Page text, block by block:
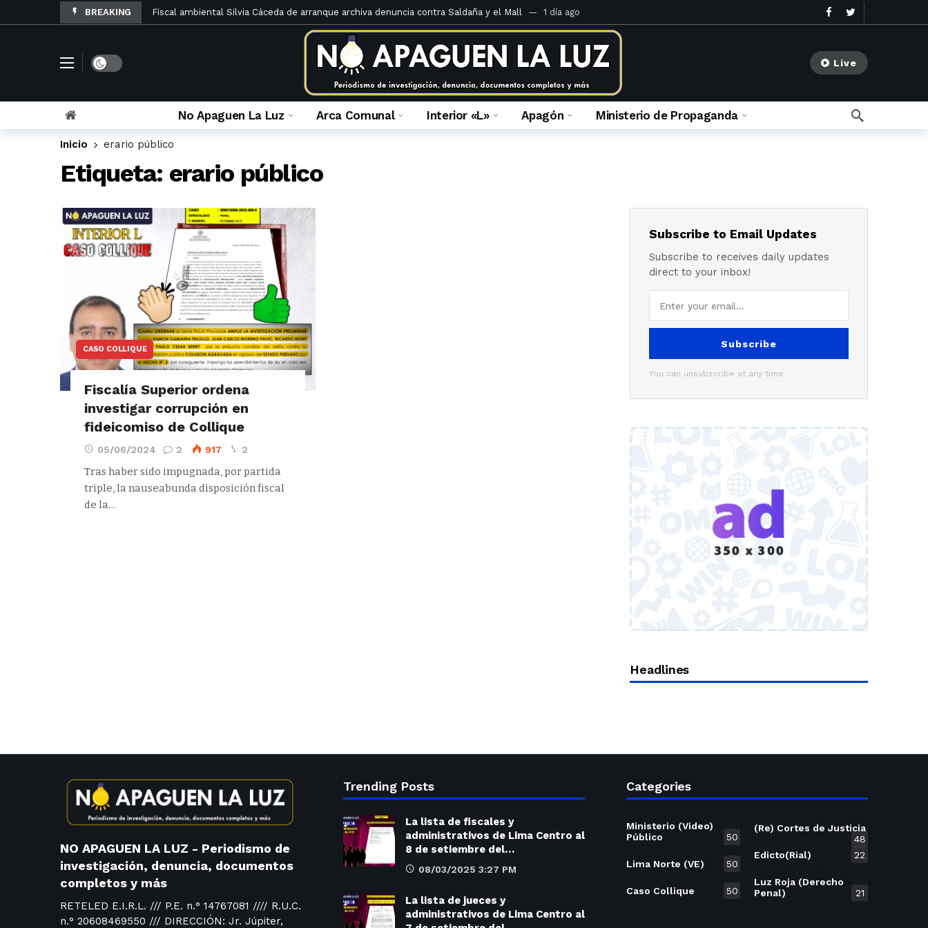
BREAKING Fiscal ambiental Silvia Cáceda de arranque archiva denuncia contra Saldaña y el Mall 1 día ago
El Código de Procedimientos en Materia Criminal de 1920 comentado por Juan José Calle 5 días ago
La denuncia penal por otorgamiento ilegal de derechos en el Caso Mall Plaza Comas 1 semana ago
Rosario Velazco archiva queja contra fiscal que la investiga
El Poder Judicial de Lima abre Los Portales del inframundo 2 meses ago
La Sexta Sala Penal limpia a Caruajulca Quispe: crónica de una absolución anunciada 2 meses ago
Sinuosos cambios en la sala que verá la apelación de sentencia de María Caruajulca Quispe
María Caruajulca Quispe renunció a la prescripción: ¿Por honor o por horror?
La apelación fiscal contra el infame fallo en el caso de usurpación en Jr. Enrique Barrón
La lista de administrativos y fiscales del Ministerio Público de Lima Norte al 14 de febrero del 2023 3 meses ago
Live
No Apaguen La Luz Arca Comunal Interior «L» Apagón Ministerio de Propaganda
Inicio erario público
Etiqueta: erario público
CASO COLLIQUE
Fiscalía Superior ordena
investigar corrupción en
fideicomiso de Collique
05/06/2024 2 917 2
Tras haber sido impugnada, por partida
triple, la nauseabunda disposición fiscal
de la…
Subscribe to Email Updates
Subscribe to receives daily updates
direct to your inbox!
Subscribe
You can unsubscribe at any time
Headlines
NO APAGUEN LA LUZ - Periodismo de
investigación, denuncia, documentos
completos y más
RETELED E.I.R.L. /// P.E. n.° 14767081 //// R.U.C.
n.° 20608469550 /// DIRECCIÓN: Jr. Júpiter,
Trending Posts
La lista de fiscales y
administrativos de Lima Centro al
8 de setiembre del…
08/03/2025 3:27 PM
La lista de jueces y
administrativos de Lima Centro al
Categories
Ministerio (Video)
Público
50
Lima Norte (VE) 50
Caso Collique 50
(Re) Cortes de Justicia
48
Edicto(Rial)
22
Luz Roja (Derecho
Penal)
21